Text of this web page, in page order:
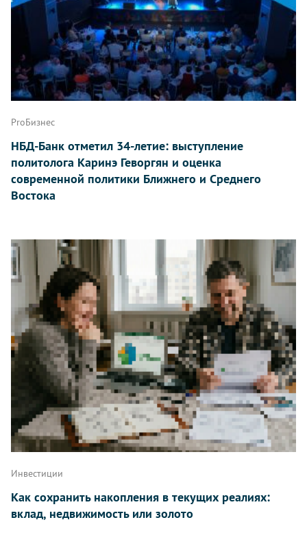
ProБизнес
НБД-Банк отметил 34-летие: выступление
политолога Каринэ Геворгян и оценка
современной политики Ближнего и Среднего
Востока
Инвестиции
Как сохранить накопления в текущих реалиях:
вклад, недвижимость или золото